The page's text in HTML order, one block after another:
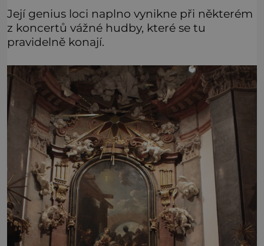
Její genius loci naplno vynikne při některém
z koncertů vážné hudby, které se tu
pravidelně konají.